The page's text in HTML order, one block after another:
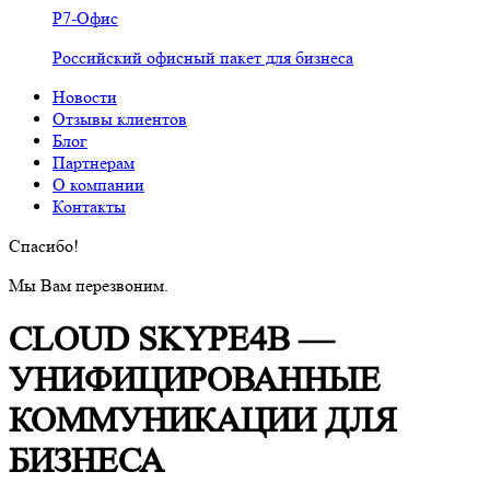
Р7-Офис
Российский офисный пакет для бизнеса
Новости
Отзывы клиентов
Блог
Партнерам
О компании
Контакты
Спасибо!
Мы Вам перезвоним.
CLOUD SKYPE4B —
УНИФИЦИРОВАННЫЕ
КОММУНИКАЦИИ ДЛЯ
БИЗНЕСА